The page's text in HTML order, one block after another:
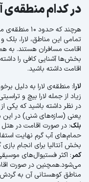
در کدام منطقه‌ی
هرچند که
تمامی این مناطق، لارا، بلک
اقامت مسافران هستند. به
بخش‌ها آشنایی کافی را
اقامت داشته باشید.
لارا: منطقه‌ی لارا به دلیل
زیاد از جمله لارا بیچ و
در نظر داشته باشید که یکی از
یعنی (سازه‌های شنی) در این
بلک: در صورت اقامت در هتل
حمام‌های آب گرم نهایت
بخش آنتالیا برای انجام
کمر: اکثر فستیوال‌های
می‌شود.همچنین در صورت
مناطق کوهستانی آن به گردش